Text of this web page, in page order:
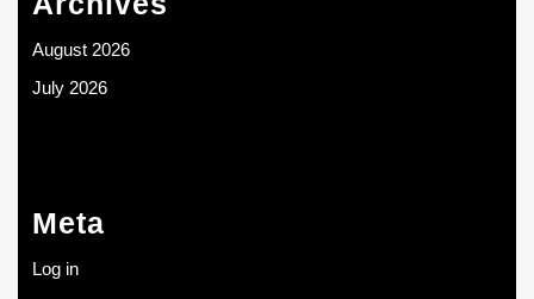
August 2026
July 2026
Meta
Log in